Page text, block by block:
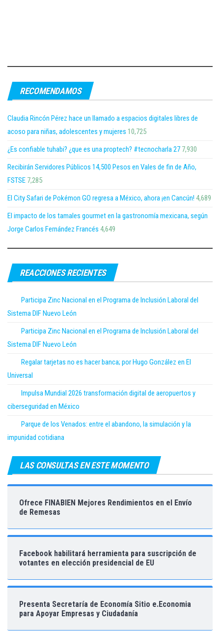
RECOMENDAMOS
Claudia Rincón Pérez hace un llamado a espacios digitales libres de
acoso para niñas, adolescentes y mujeres 10,725
¿Es confiable tuhabi? ¿que es una proptech? #tecnocharla 27 7,930
Recibirán Servidores Públicos 14,500 Pesos en Vales de fin de Año,
FSTSE 7,285
El City Safari de Pokémon GO regresa a México, ahora ¡en Cancún! 4,689
El impacto de los tamales gourmet en la gastronomía mexicana, según
Jorge Carlos Fernández Francés 4,649
REACCIONES RECIENTES
Participa Zinc Nacional en el Programa de Inclusión Laboral del
Sistema DIF Nuevo León
Participa Zinc Nacional en el Programa de Inclusión Laboral del
Sistema DIF Nuevo León
Regalar tarjetas no es hacer banca; por Hugo González en El
Universal
Impulsa Mundial 2026 transformación digital de aeropuertos y
ciberseguridad en México
Parque de los Venados: entre el abandono, la simulación y la
impunidad cotidiana
LAS CONSULTAS EN ESTE MOMENTO
Ofrece FINABIEN Mejores Rendimientos en el Envío
de Remesas
Facebook habilitará herramienta para suscripción de
votantes en elección presidencial de EU
Presenta Secretaría de Economía Sitio e.Economia
para Apoyar Empresas y Ciudadanía